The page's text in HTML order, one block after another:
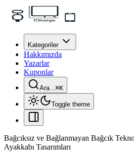
Kategoriler
Hakkımızda
Yazarlar
Kuponlar
Ara...⌘K
Toggle theme
Bağcıksız ve Bağlanmayan Bağcık
Ayakkabı Tasarımları